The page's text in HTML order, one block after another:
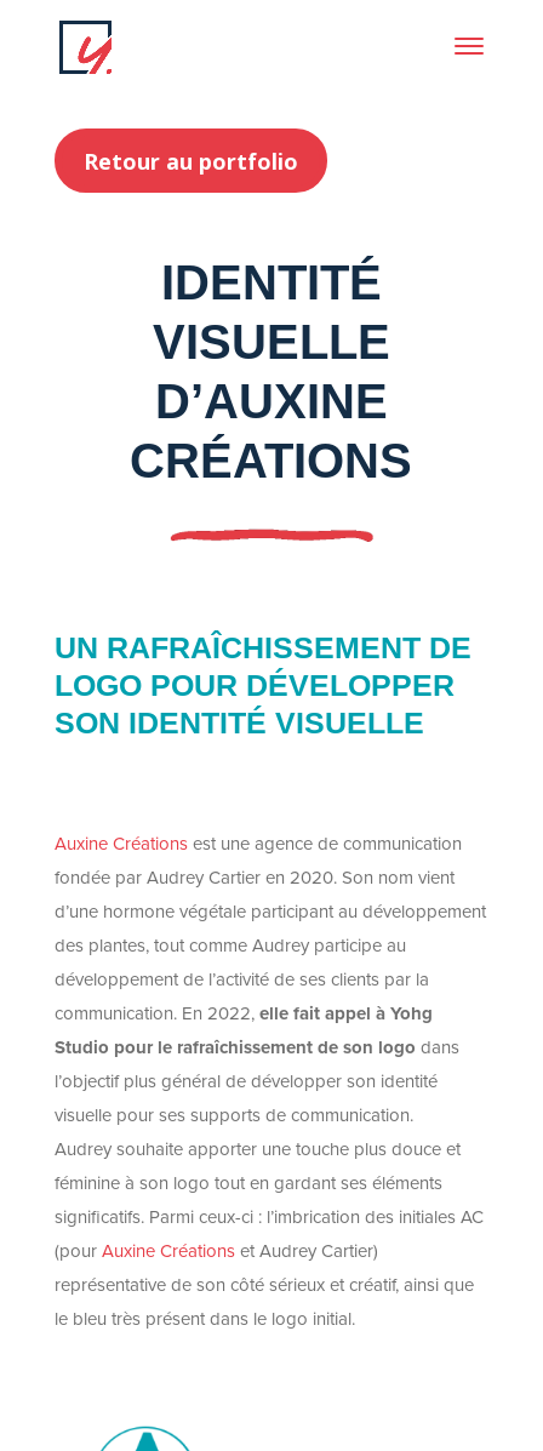
Retour au portfolio
IDENTITÉ
VISUELLE
D’AUXINE
CRÉATIONS
UN RAFRAÎCHISSEMENT DE
LOGO POUR DÉVELOPPER
SON IDENTITÉ VISUELLE
Auxine Créationsest une agence de communication
fondée par Audrey Cartier en 2020. Son nom vient
d’une hormone végétale participant au développement
des plantes, tout comme Audrey participe au
développement de l’activité de ses clients par la
communication. En 2022,elle fait appel à Yohg
Studio pour le rafraîchissement de son logo dans
l’objectif plus général de développer son identité
visuelle pour ses supports de communication.
Audrey souhaite apporter une touche plus douce et
féminine à son logo tout en gardant ses éléments
significatifs. Parmi ceux-ci : l’imbrication des initiales AC
(pourAuxine Créationset Audrey Cartier)
représentative de son côté sérieux et créatif, ainsi que
le bleu très présent dans le logo initial.